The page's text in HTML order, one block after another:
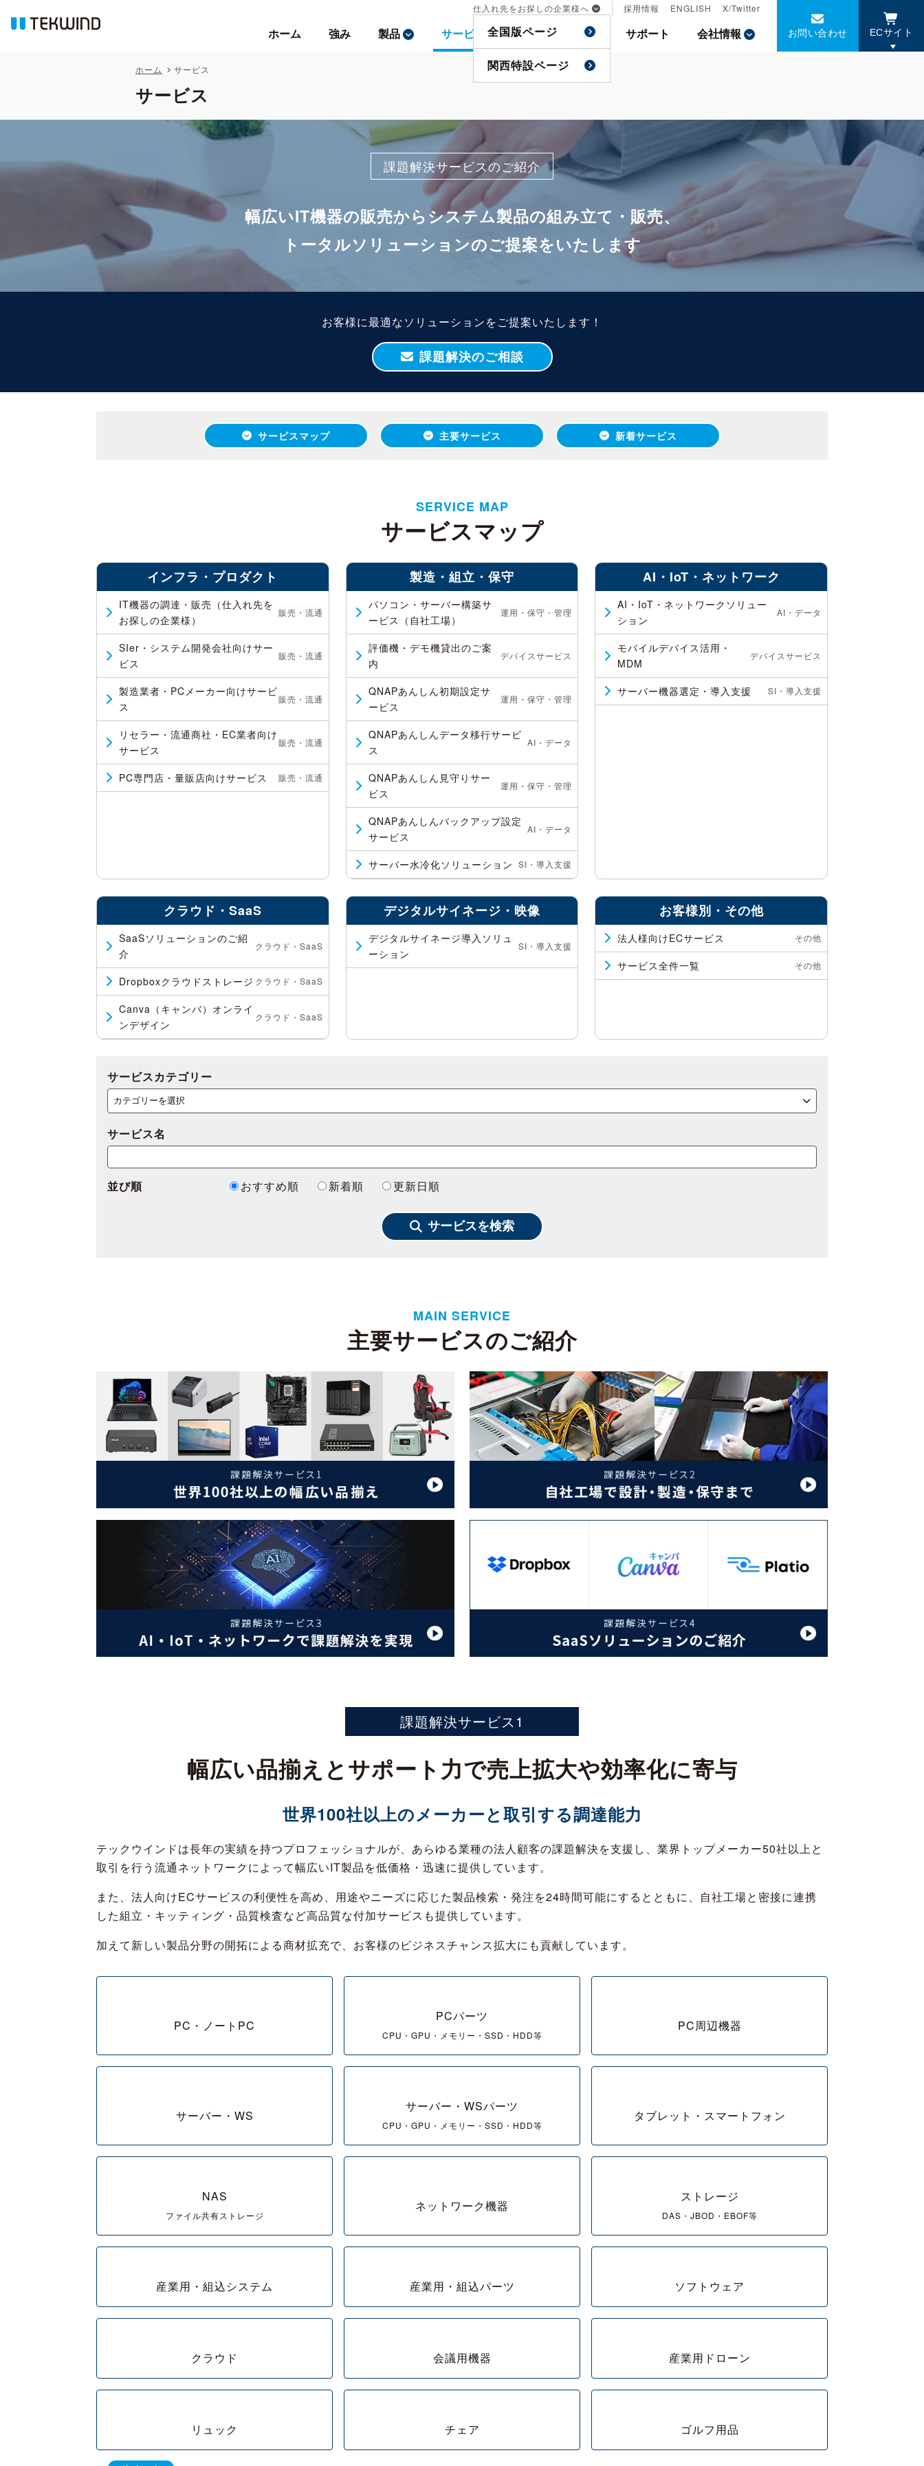
ホーム 強み 製品 サービス 事例 特集 サポート 会社情報
仕入れ先をお探しの企業様へ
全国版ページ
関西特設ページ
採用情報 ENGLISH X/Twitter
お問い合わせ ECサイト
ホーム サービス
サービス
ホーム 強み 製品 サービス 事例 特集 サポート 会社情報
仕入れ先をお探しの企業様へ
全国版ページ
関西特設ページ
採用情報 ENGLISH X/Twitter
お問い合わせ ECサイト
課題解決サービスのご紹介
幅広いIT機器の販売からシステム製品の組み立て・販売、
トータルソリューションのご提案をいたします
お客様に最適なソリューションをご提案いたします！
課題解決のご相談
サービスマップ 主要サービス 新着サービス
SERVICE MAP
サービスマップ
インフラ・プロダクト
IT機器の調達・販売（仕入れ先を
お探しの企業様）
販売・流通
SIer・システム開発会社向けサー
ビス
販売・流通
製造業者・PCメーカー向けサービ
ス
販売・流通
リセラー・流通商社・EC業者向け
サービス
販売・流通
PC専門店・量販店向けサービス 販売・流通
製造・組立・保守
パソコン・サーバー構築サ
ービス（自社工場）
運用・保守・管理
評価機・デモ機貸出のご案
内
デバイスサービス
QNAPあんしん初期設定サ
ービス
運用・保守・管理
QNAPあんしんデータ移行サービ
ス
AI・データ
QNAPあんしん見守りサー
ビス
運用・保守・管理
QNAPあんしんバックアップ設定
サービス
AI・データ
サーバー水冷化ソリューション SI・導入支援
AI・IoT・ネットワーク
AI・IoT・ネットワークソリュー
ション
AI・データ
モバイルデバイス活用・
MDM
デバイスサービス
サーバー機器選定・導入支援 SI・導入支援
クラウド・SaaS
SaaSソリューションのご紹
介
クラウド・SaaS
Dropboxクラウドストレージ クラウド・SaaS
Canva（キャンバ）オンライ
ンデザイン
クラウド・SaaS
デジタルサイネージ・映像
デジタルサイネージ導入ソリュ
ーション
SI・導入支援
お客様別・その他
法人様向けECサービス その他
サービス全件一覧 その他
サービスカテゴリー
サービス名
並び順 おすすめ順 新着順 更新日順
サービスを検索
MAIN SERVICE
主要サービスのご紹介
課題解決サービス1
幅広い品揃えとサポート力で売上拡大や効率化に寄与
世界100社以上のメーカーと取引する調達能力
テックウインドは長年の実績を持つプロフェッショナルが、あらゆる業種の法人顧客の課題解決を支援し、業界トップメーカー50社以上と
取引を行う流通ネットワークによって幅広いIT製品を低価格・迅速に提供しています。
また、法人向けECサービスの利便性を高め、用途やニーズに応じた製品検索・発注を24時間可能にするとともに、自社工場と密接に連携
した組立・キッティング・品質検査など高品質な付加サービスも提供しています。
加えて新しい製品分野の開拓による商材拡充で、お客様のビジネスチャンス拡大にも貢献しています。
PC・ノートPC
PCパーツ
CPU・GPU・メモリー・SSD・HDD等
PC周辺機器
サーバー・WS
サーバー・WSパーツ
CPU・GPU・メモリー・SSD・HDD等
タブレット・スマートフォン
NAS
ファイル共有ストレージ
ネットワーク機器
ストレージ
DAS・JBOD・EBOF等
産業用・組込システム 産業用・組込パーツ ソフトウェア
クラウド 会議用機器 産業用ドローン
リュック チェア ゴルフ用品